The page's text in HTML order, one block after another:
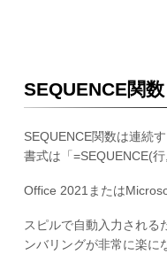
SEQUENCE関
SEQUENCE関数は連続
書式は「=SEQUENCE(
Office 2021または
スピルで自動入力される
ンバリングが非常に楽に